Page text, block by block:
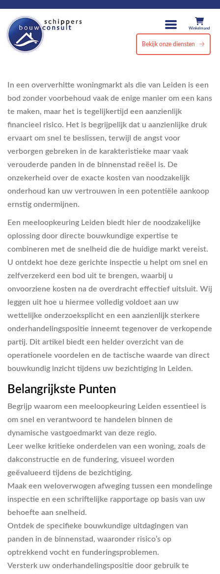
Winkelmand
Bekijk onze diensten
In een oververhitte woningmarkt als die van Leiden is een
bod zonder voorbehoud vaak de enige manier om een kans
te maken, maar het is tegelijkertijd een aanzienlijk
financieel risico. Het is begrijpelijk dat u aanzienlijke druk
ervaart om snel te beslissen, terwijl de angst voor
verborgen gebreken in de karakteristieke maar vaak
verouderde panden in de binnenstad reëel is. De
onzekerheid over de exacte kosten van noodzakelijk
onderhoud kan uw vertrouwen in een potentiële aankoop
ernstig ondermijnen.
Een meeloopkeuring Leiden biedt hier de noodzakelijke
oplossing door directe bouwkundige expertise te
combineren met de snelheid die de huidige markt vereist.
U ontdekt hoe deze gerichte inspectie u helpt om snel en
zelfverzekerd een bod uit te brengen, waarbij u
onvoorziene kosten na de overdracht effectief uitsluit. Wij
leggen uit hoe u hiermee volledig voldoet aan uw
wettelijke onderzoeksplicht en een aanzienlijk sterkere
onderhandelingspositie inneemt tegenover de verkopende
partij. Dit artikel biedt een helder overzicht van de
operationele voordelen en de tactische waarde van direct
bouwkundig inzicht tijdens uw bezichtiging in Leiden.
Belangrijkste Punten
Begrijp waarom een meeloopkeuring Leiden essentieel is
om snel en verantwoord te handelen binnen de
dynamische vastgoedmarkt van deze regio.
Leer welke kritieke onderdelen van een woning, zoals de
dakconstructie en de fundering, visueel worden
geëvalueerd tijdens de bezichtiging.
Maak een weloverwogen afweging tussen een mondelinge
inspectie en een schriftelijke rapportage op basis van uw
behoefte aan snelheid.
Ontdek de specifieke bouwkundige uitdagingen van
panden in de binnenstad, waaronder risico’s op
optrekkend vocht en funderingsproblemen.
Versterk uw onderhandelingspositie door gebruik te